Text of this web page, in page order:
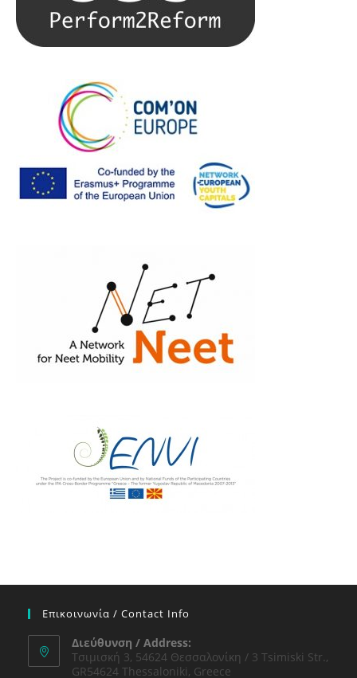
Επικοινωνία / Contact Info
Διεύθυνση / Address:
Τσιμισκή 3, 54624 Θεσσαλονίκη / 3 Tsimiski Str.,
GR54624 Thessaloniki, Greece